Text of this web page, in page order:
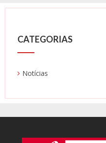
CATEGORIAS
Notícias